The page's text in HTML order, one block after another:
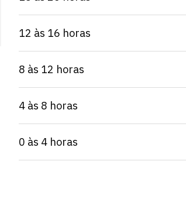
12 às 16 horas
8 às 12 horas
4 às 8 horas
0 às 4 horas